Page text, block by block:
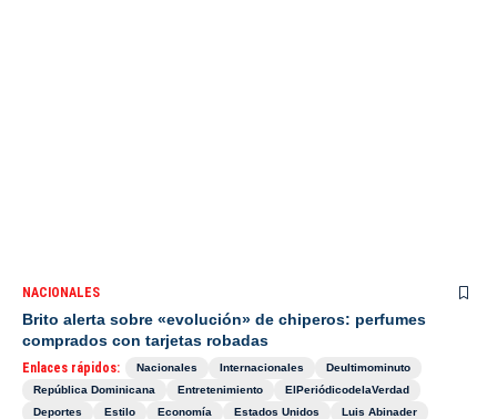
NACIONALES
Brito alerta sobre «evolución» de chiperos: perfumes
comprados con tarjetas robadas
Enlaces rápidos: Nacionales Internacionales
Deultimominuto
República Dominicana
Entretenimiento
ElPeriódicodelaVerdad
Deportes
Estilo Economía Estados Unidos
Luis Abinader